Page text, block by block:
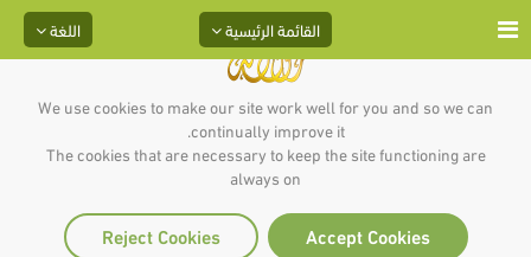
We use cookies to make our site work well for you and so we can
continually improve it.
The cookies that are necessary to keep the site functioning are
always on
Accept Cookies
Reject Cookies
اللغة القائمة الرئيسية
سنة التعطر